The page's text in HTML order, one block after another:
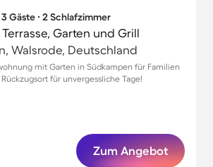
Gäste ∙ 2 Schlafzimmer
Garten und Grill
Walsrode, Deutschland
mit Garten in Südkampen für Familien
für unvergessliche Tage!
Zum Angebot